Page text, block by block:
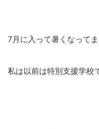
7月に入って暑くなってま
私は以前は特別支援学校